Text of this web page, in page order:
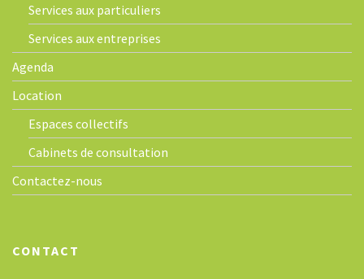
Services aux particuliers
Services aux entreprises
Agenda
Location
Espaces collectifs
Cabinets de consultation
Contactez-nous
CONTACT